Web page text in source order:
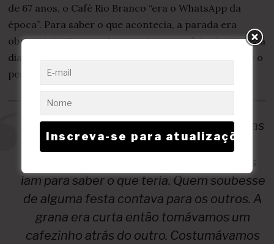
de 67 anos, o Café Rio Branco “era o WhatsApp da
época”. Para saber o que acontecia, a parada era
obrigatória. De acordo com ele, sexta-feira à noite era
dia de, viciadamente, ir para aquela porta. “Era onde o
pessoal sabia das notícias, se comunicava”.
“Naquele tempo existiam muitas festinhas
em casas de família no fim de semana,
então era no Rio Branco que as pessoas
iam para saber o que teria. Quem soubesse
de alguma festa contava para os outros. A
grana era curta então tomávamos um
cafezinho atrás do outro. Costumávamos